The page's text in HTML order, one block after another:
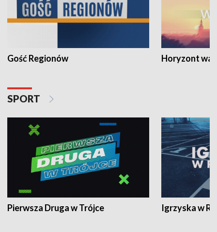
Gość Regionów Horyzont
SPORT
Pierwsza Druga w Trójce Igrzyska w